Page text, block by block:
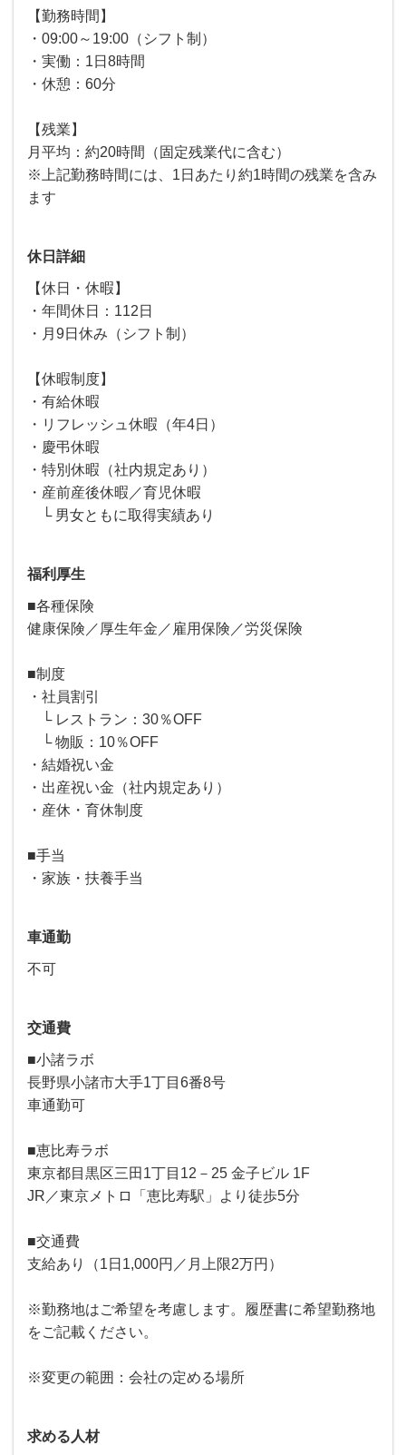
【勤務時間】
・09:00～19:00（シフト制）
・実働：1日8時間
・休憩：60分
【残業】
月平均：約20時間（固定残業代に含む）
※上記勤務時間には、1日あたり約1時間の残業を含み
ます
休日詳細
【休日・休暇】
・年間休日：112日
・月9日休み（シフト制）
【休暇制度】
・有給休暇
・リフレッシュ休暇（年4日）
・慶弔休暇
・特別休暇（社内規定あり）
・産前産後休暇／育児休暇
└ 男女ともに取得実績あり
福利厚生
■各種保険
健康保険／厚生年金／雇用保険／労災保険
■制度
・社員割引
└ レストラン：30％OFF
└ 物販：10％OFF
・結婚祝い金
・出産祝い金（社内規定あり）
・産休・育休制度
■手当
・家族・扶養手当
車通勤
不可
交通費
■小諸ラボ
長野県小諸市大手1丁目6番8号
車通勤可
■恵比寿ラボ
東京都目黒区三田1丁目12－25 金子ビル 1F
JR／東京メトロ「恵比寿駅」より徒歩5分
■交通費
支給あり（1日1,000円／月上限2万円）
※勤務地はご希望を考慮します。履歴書に希望勤務地
をご記載ください。
※変更の範囲：会社の定める場所
求める人材